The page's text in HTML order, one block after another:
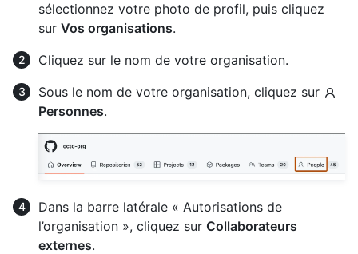
sélectionnez votre photo de profil, puis cliquez
sur Vos organisations.
Cliquez sur le nom de votre organisation.
Sous le nom de votre organisation, cliquez sur
Personnes.
Dans la barre latérale « Autorisations de
l’organisation », cliquez sur Collaborateurs
externes.